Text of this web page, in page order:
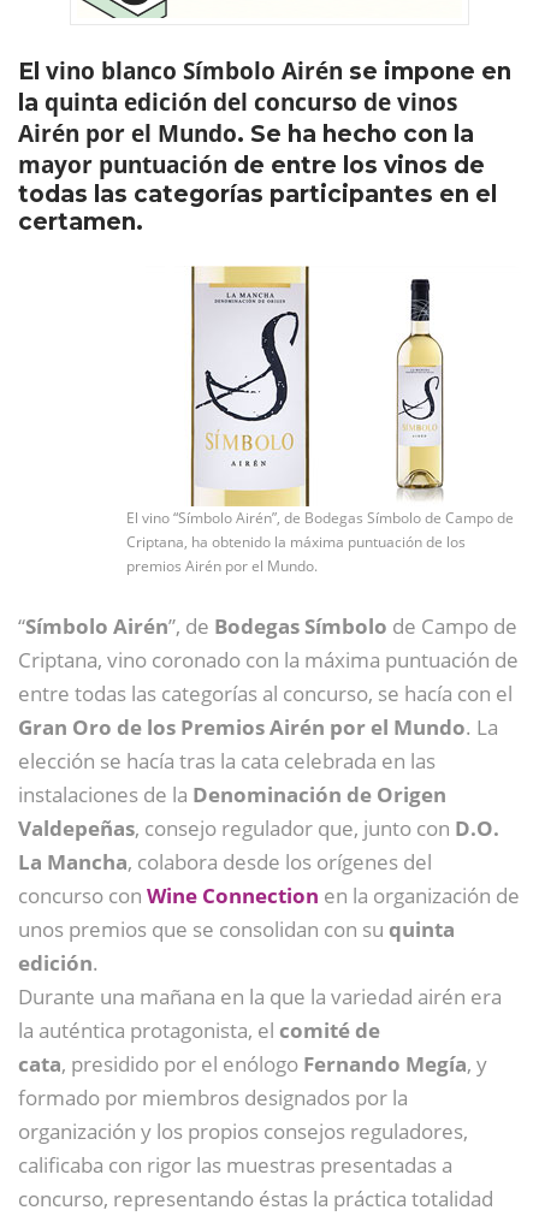
El vino blanco Símbolo Airén se impone en
la quinta edición del concurso de vinos
Airén por el Mundo. Se ha hecho con la
mayor puntuación de entre los vinos de
todas las categorías participantes en el
certamen.
El vino “Símbolo Airén”, de Bodegas Símbolo de Campo de
Criptana, ha obtenido la máxima puntuación de los
premios Airén por el Mundo.
“Símbolo Airén”, de Bodegas Símbolo de Campo de
Criptana, vino coronado con la máxima puntuación de
entre todas las categorías al concurso, se hacía con el
Gran Oro de los Premios Airén por el Mundo. La
elección se hacía tras la cata celebrada en las
instalaciones de la Denominación de Origen
Valdepeñas, consejo regulador que, junto con D.O.
La Mancha, colabora desde los orígenes del
concurso con Wine Connection en la organización de
unos premios que se consolidan con su quinta
edición.
Durante una mañana en la que la variedad airén era
la auténtica protagonista, el comité de
cata, presidido por el enólogo Fernando Megía, y
formado por miembros designados por la
organización y los propios consejos reguladores,
calificaba con rigor las muestras presentadas a
concurso, representando éstas la práctica totalidad